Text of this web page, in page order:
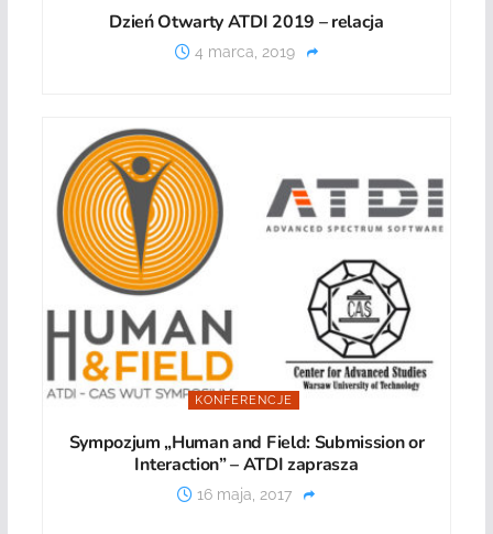
Dzień Otwarty ATDI 2019 – relacja
4 marca, 2019
KONFERENCJE
Sympozjum „Human and Field: Submission or
Interaction” – ATDI zaprasza
16 maja, 2017